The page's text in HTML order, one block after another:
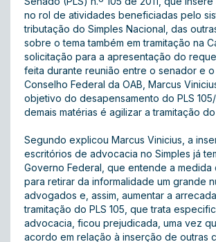
no rol de atividades beneficiadas pelo
tributação do Simples Nacional, das
sobre o tema também em tramitação na
solicitação para a apresentação do
feita durante reunião entre o senador e
Conselho Federal da OAB, Marcus
objetivo do desapensamento do PLS 105/
demais matérias é agilizar a tramitação
Segundo explicou Marcus Vinicius, a
escritórios de advocacia no Simples já
Governo Federal, que entende a medida
para retirar da informalidade um grande
advogados e, assim, aumentar a
tramitação do PLS 105, que trata
advocacia, ficou prejudicada, uma vez
acordo em relação à inserção de outras